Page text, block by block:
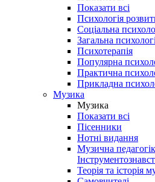
Показати всі
Психологія
Соціальна
Загальна
Психотерапія
Популярна
Практична
Прикладна
Музика
Музика
Показати всі
Пісенники
Нотні видання
Музична
Теорія та історія